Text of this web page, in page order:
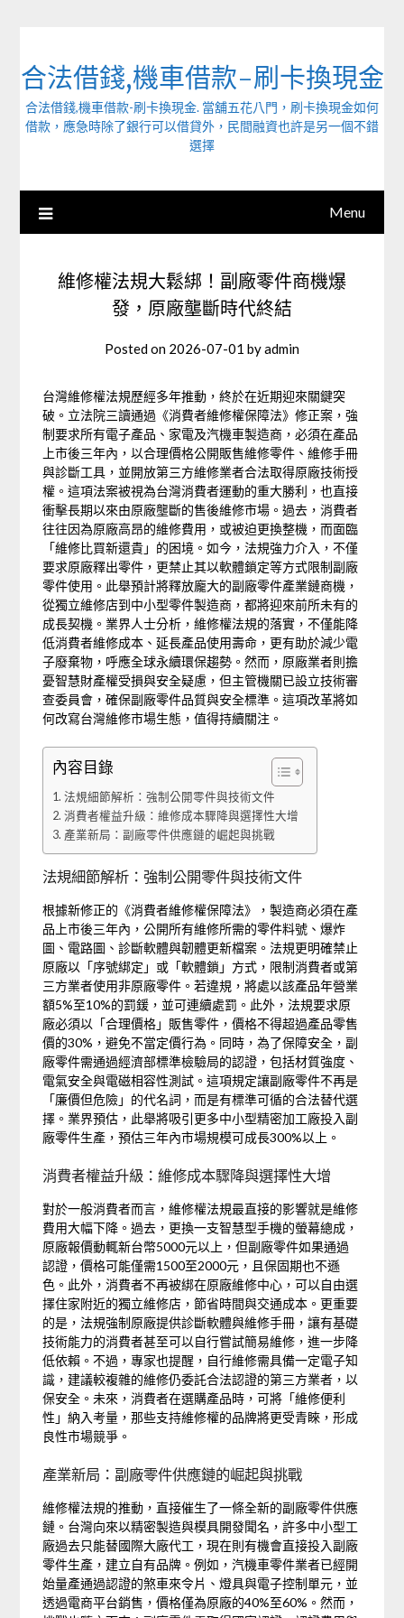
合法借錢,機車借款-刷卡換現金
合法借錢,機車借款-刷卡換現金. 當舖五花八門，刷卡換現金如何
借款，應急時除了銀行可以借貸外，民間融資也許是另一個不錯
選擇
Menu
維修權法規大鬆綁！副廠零件商機爆
發，原廠壟斷時代終結
Posted on 2026-07-01 byadmin
台灣維修權法規歷經多年推動，終於在近期迎來關鍵突
破。立法院三讀通過《消費者維修權保障法》修正案，強
制要求所有電子產品、家電及汽機車製造商，必須在產品
上市後三年內，以合理價格公開販售維修零件、維修手冊
與診斷工具，並開放第三方維修業者合法取得原廠技術授
權。這項法案被視為台灣消費者運動的重大勝利，也直接
衝擊長期以來由原廠壟斷的售後維修市場。過去，消費者
往往因為原廠高昂的維修費用，或被迫更換整機，而面臨
「維修比買新還貴」的困境。如今，法規強力介入，不僅
要求原廠釋出零件，更禁止其以軟體鎖定等方式限制副廠
零件使用。此舉預計將釋放龐大的副廠零件產業鏈商機，
從獨立維修店到中小型零件製造商，都將迎來前所未有的
成長契機。業界人士分析，維修權法規的落實，不僅能降
低消費者維修成本、延長產品使用壽命，更有助於減少電
子廢棄物，呼應全球永續環保趨勢。然而，原廠業者則擔
憂智慧財產權受損與安全疑慮，但主管機關已設立技術審
查委員會，確保副廠零件品質與安全標準。這項改革將如
何改寫台灣維修市場生態，值得持續關注。
內容目錄
法規細節解析：強制公開零件與技術文件
消費者權益升級：維修成本驟降與選擇性大增
產業新局：副廠零件供應鏈的崛起與挑戰
法規細節解析：強制公開零件與技術文件
根據新修正的《消費者維修權保障法》，製造商必須在產
品上市後三年內，公開所有維修所需的零件料號、爆炸
圖、電路圖、診斷軟體與韌體更新檔案。法規更明確禁止
原廠以「序號綁定」或「軟體鎖」方式，限制消費者或第
三方業者使用非原廠零件。若違規，將處以該產品年營業
額5%至10%的罰鍰，並可連續處罰。此外，法規要求原
廠必須以「合理價格」販售零件，價格不得超過產品零售
價的30%，避免不當定價行為。同時，為了保障安全，副
廠零件需通過經濟部標準檢驗局的認證，包括材質強度、
電氣安全與電磁相容性測試。這項規定讓副廠零件不再是
「廉價但危險」的代名詞，而是有標準可循的合法替代選
擇。業界預估，此舉將吸引更多中小型精密加工廠投入副
廠零件生產，預估三年內市場規模可成長300%以上。
消費者權益升級：維修成本驟降與選擇性大增
對於一般消費者而言，維修權法規最直接的影響就是維修
費用大幅下降。過去，更換一支智慧型手機的螢幕總成，
原廠報價動輒新台幣5000元以上，但副廠零件如果通過
認證，價格可能僅需1500至2000元，且保固期也不遜
色。此外，消費者不再被綁在原廠維修中心，可以自由選
擇住家附近的獨立維修店，節省時間與交通成本。更重要
的是，法規強制原廠提供診斷軟體與維修手冊，讓有基礎
技術能力的消費者甚至可以自行嘗試簡易維修，進一步降
低依賴。不過，專家也提醒，自行維修需具備一定電子知
識，建議較複雜的維修仍委託合法認證的第三方業者，以
保安全。未來，消費者在選購產品時，可將「維修便利
性」納入考量，那些支持維修權的品牌將更受青睞，形成
良性市場競爭。
產業新局：副廠零件供應鏈的崛起與挑戰
維修權法規的推動，直接催生了一條全新的副廠零件供應
鏈。台灣向來以精密製造與模具開發聞名，許多中小型工
廠過去只能替國際大廠代工，現在則有機會直接投入副廠
零件生產，建立自有品牌。例如，汽機車零件業者已經開
始量產通過認證的煞車來令片、燈具與電子控制單元，並
透過電商平台銷售，價格僅為原廠的40%至60%。然而，